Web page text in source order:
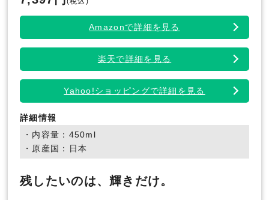
Amazonで詳細を見る
楽天で詳細を見る
Yahoo!ショッピングで詳細を見る
詳細情報
・内容量：450ml
・原産国：日本
残したいのは、輝きだけ。